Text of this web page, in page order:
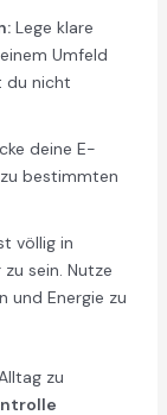
Lege klare
Umfeld
du nicht
deine E-
bestimmten
völlig in
sein. Nutze
und Energie zu
zu